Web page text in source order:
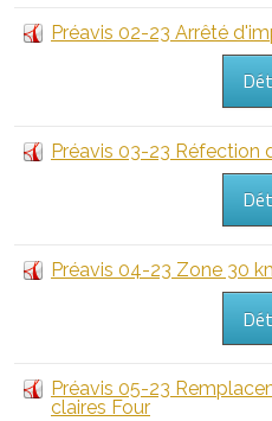
Préavis 02-23 Arrêté
Préavis 03-23 Réfection
Préavis 04-23 Zone 30
Préavis 05-23
claires Four